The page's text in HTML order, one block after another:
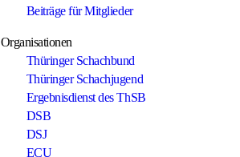
Beiträge für Mitglieder
Organisationen
Thüringer Schachbund
Thüringer Schachjugend
Ergebnisdienst des ThSB
DSB
DSJ
ECU